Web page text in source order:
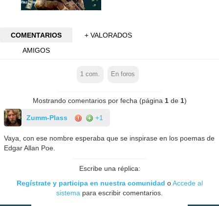
COMENTARIOS
+ VALORADOS
AMIGOS
1 com. En foros
Mostrando comentarios por fecha (página 1de 1)
Zumm-Plass +1
Vaya, con ese nombre esperaba que se inspirase en los poemas de
Edgar Allan Poe.
Escribe una réplica:
Regístrate y participa en nuestra comunidad oAccede al
sistema para escribir comentarios.